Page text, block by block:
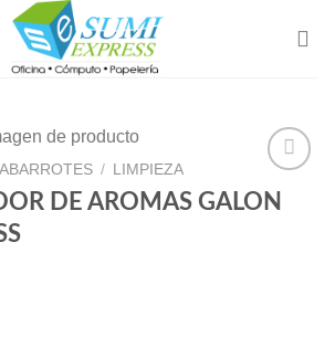
/ LIMPIEZA
DE AROMAS GALON